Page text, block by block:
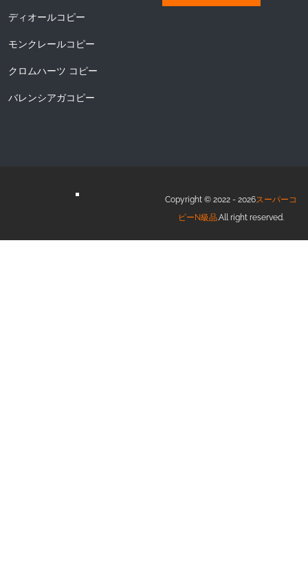
ディオールコピー
モンクレールコピー
クロムハーツ コピー
バレンシアガコピー
Copyright © 2022 - 2026スーパーコ
ピーN級品.All right reserved.